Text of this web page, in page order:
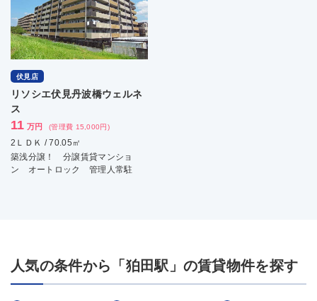
伏見店
リソシエ伏見丹波橋ウェルネ
ス
11 万円 (管理費 15,000円)
2ＬＤＫ / 70.05㎡
築浅分譲！ 分譲賃貸マンショ
ン オートロック 管理人常駐
人気の条件から「狛田駅」の賃貸物件を探す